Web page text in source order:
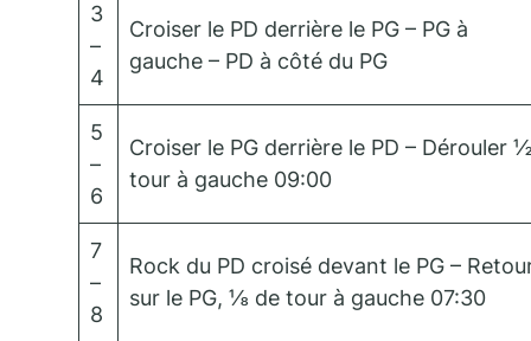
3
–
4
Croiser le PD derrière le PG – PG à
gauche – PD à côté du PG
5
–
6
Croiser le PG derrière le PD – Dérouler
tour à gauche 09:00
7
–
8
Rock du PD croisé devant le PG –
sur le PG, ⅛ de tour à gauche 07:30